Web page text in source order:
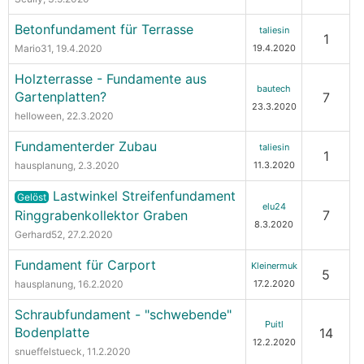
Betonfundament für Terrasse
Mario31, 19.4.2020
taliesin
19.4.2020
1
Holzterrasse - Fundamente aus
Gartenplatten?
helloween, 22.3.2020
bautech
23.3.2020
7
Fundamenterder Zubau
hausplanung, 2.3.2020
taliesin
11.3.2020
1
Gelöst Lastwinkel Streifenfundament
Ringgrabenkollektor Graben
Gerhard52, 27.2.2020
elu24
8.3.2020
7
Fundament für Carport
hausplanung, 16.2.2020
Kleinermuk
17.2.2020
5
Schraubfundament - "schwebende"
Bodenplatte
snueffelstueck, 11.2.2020
Puitl
12.2.2020
14